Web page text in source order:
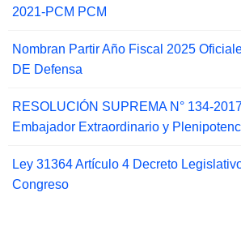
2021-PCM PCM
Nombran Partir Año Fiscal 2025
DE Defensa
RESOLUCIÓN SUPREMA N° 134-
Embajador Extraordinario y
Ley 31364 Artículo 4 Decreto
Congreso